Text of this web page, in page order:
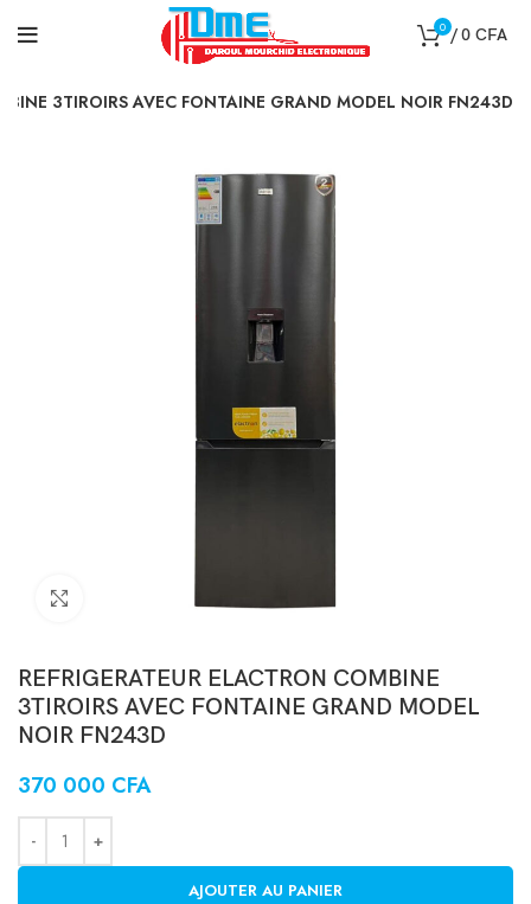
0 /0 CFA
3TIROIRS AVEC FONTAINE GRAND MODEL NOIR FN243D
REFRIGERATEUR ELACTRON COMBINE
3TIROIRS AVEC FONTAINE GRAND MODEL
NOIR FN243D
370 000 CFA
AJOUTER AU PANIER